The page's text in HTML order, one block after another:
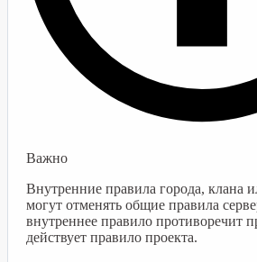
Важно
Внутренние правила города, клана
могут отменять общие правила
внутреннее правило противоречит
действует правило проекта.